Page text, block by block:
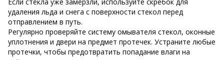
удаления льда и снега с поверхности стекол перед
отправлением в путь.
Регулярно проверяйте систему омывателя стекол, оконные
уплотнения и двери на предмет протечек. Устраните любые
протечки, чтобы предотвратить попадание влаги на